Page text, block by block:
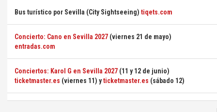
Bus turístico por Sevilla (City Sightseeing) tiqets.com
Concierto: Cano en Sevilla 2027 (viernes 21 de mayo)
entradas.com
Conciertos: Karol G en Sevilla 2027 (11 y 12 de junio)
ticketmaster.es (viernes 11) yticketmaster.es (sábado 12)